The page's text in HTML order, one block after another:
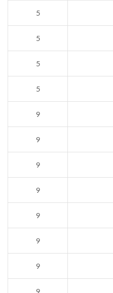
5
5
5
5
9
9
9
9
9
9
9